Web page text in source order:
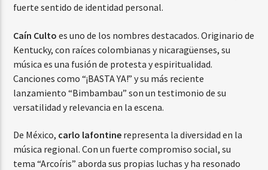
fuerte sentido de identidad personal.
Caín Culto es uno de los nombres destacados. Originario de
Kentucky, con raíces colombianas y nicaragüenses, su
música es una fusión de protesta y espiritualidad.
Canciones como “¡BASTA YA!” y su más reciente
lanzamiento “Bimbambau” son un testimonio de su
versatilidad y relevancia en la escena.
De México, carlo lafontine representa la diversidad en la
música regional. Con un fuerte compromiso social, su
tema “Arcoíris” aborda sus propias luchas y ha resonado